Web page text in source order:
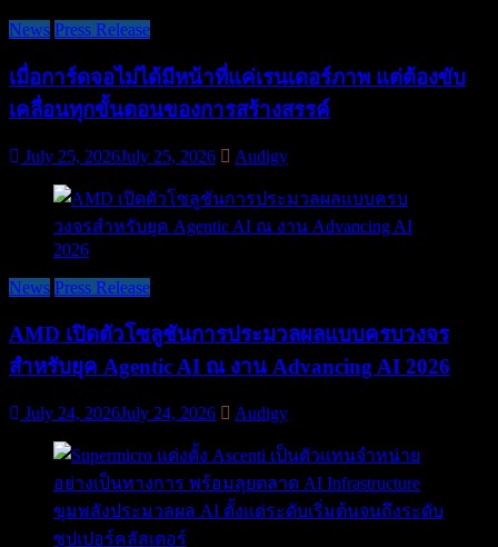
News Press Release
เมื่อการ์ดจอไม่ได้มีหน้าที่แค่เรนเดอร์ภาพ แต่ต้องขับ
เคลื่อนทุกขั้นตอนของการสร้างสรรค์
July 25, 2026July 25, 2026 Audigy
News Press Release
AMD เปิดตัวโซลูชันการประมวลผลแบบครบวงจร
สำหรับยุค Agentic AI ณ งาน Advancing AI 2026
July 24, 2026July 24, 2026 Audigy